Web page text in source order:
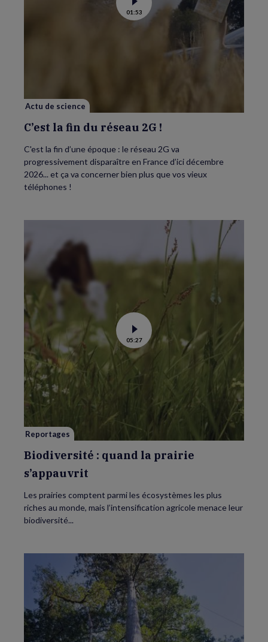
Voir
la
vidéo
01:53
Actu de science
C’est la fin du réseau 2G !
C'est la fin d’une époque : le réseau 2G va
progressivement disparaître en France d’ici décembre
2026... et ça va concerner bien plus que vos vieux
téléphones !
Voir
la
vidéo
de
Biodiversité
la
s’appauvrit
05:27
Reportages
Biodiversité : quand la prairie
s’appauvrit
Les prairies comptent parmi les écosystèmes les plus
riches au monde, mais l’intensification agricole menace leur
biodiversité...